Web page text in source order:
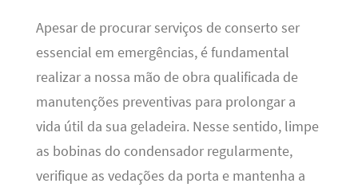
Apesar de procurar serviços de conserto ser
essencial em emergências, é fundamental
realizar a nossa mão de obra qualificada de
manutenções preventivas para prolongar a
vida útil da sua geladeira. Nesse sentido, limpe
as bobinas do condensador regularmente,
verifique as vedações da porta e mantenha a